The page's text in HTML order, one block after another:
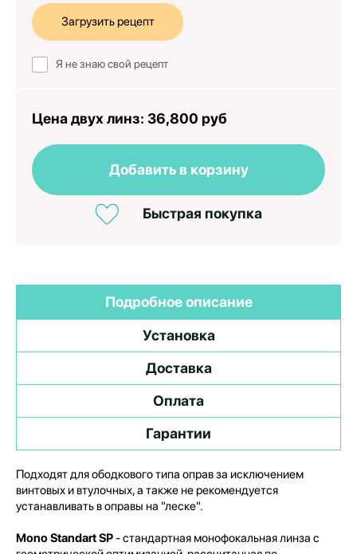
Загрузить рецепт
Я не знаю свой рецепт
Цена двух линз: 36,800 руб
Добавить в корзину
Быстрая покупка
Подробное описание
Установка
Доставка
Оплата
Гарантии
Подходят для ободкового типа оправ за исключением
винтовых и втулочных, а также не рекомендуется
устанавливать в оправы на "леске".
Mono Standart SP- стандартная монофокальная линза с